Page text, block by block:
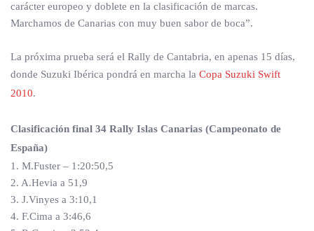
carácter europeo y doblete en la clasificación de marcas.
Marchamos de Canarias con muy buen sabor de boca”.
La próxima prueba será el Rally de Cantabria, en apenas 15 días,
donde Suzuki Ibérica pondrá en marcha la Copa Suzuki Swift
2010.
Clasificación final 34 Rally Islas Canarias (Campeonato de
España)
1. M.Fuster – 1:20:50,5
2. A.Hevia a 51,9
3. J.Vinyes a 3:10,1
4. F.Cima a 3:46,6